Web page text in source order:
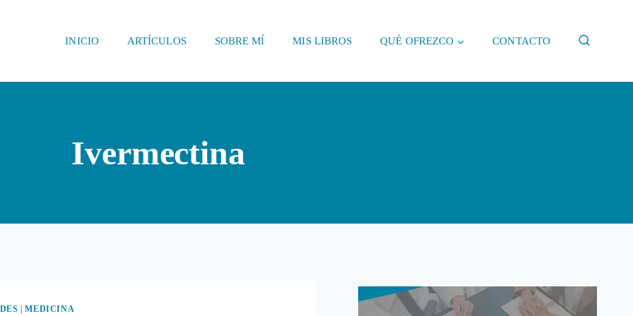
INICIO ARTÍCULOS SOBRE MÍ MIS LIBROS QUÉ OFREZCO CONTACTO
Ivermectina
|MEDICINA